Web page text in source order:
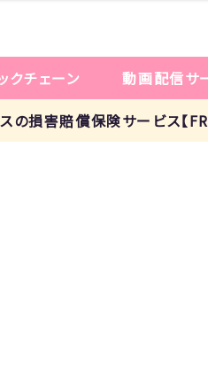
クチェーン 動画配信サ
損害賠償保険サービス【